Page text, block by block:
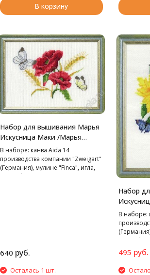
В корзину
Набор для вышивания Марья
Искусница Маки /Марья
Искусница/, 25х20 см
В наборе: канва Aida 14
производства компании "Zweigart"
(Германия), мулине "Finca", игла,
подробная схема-инструкция.
640 руб.
Осталась 1 шт.
Набор
Марья
В наборе:
495 руб.